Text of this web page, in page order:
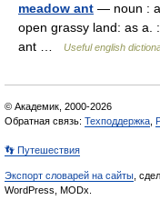
meadow ant — noun :
open grassy land: as a.
ant …
Useful english
© Академик, 2000-2026
Обратная связь: Техподдержка
👣 Путешествия
Экспорт словарей на сайты ,
WordPress, MODx.